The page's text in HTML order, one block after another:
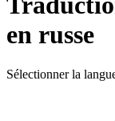
en russe
Sélectionner la